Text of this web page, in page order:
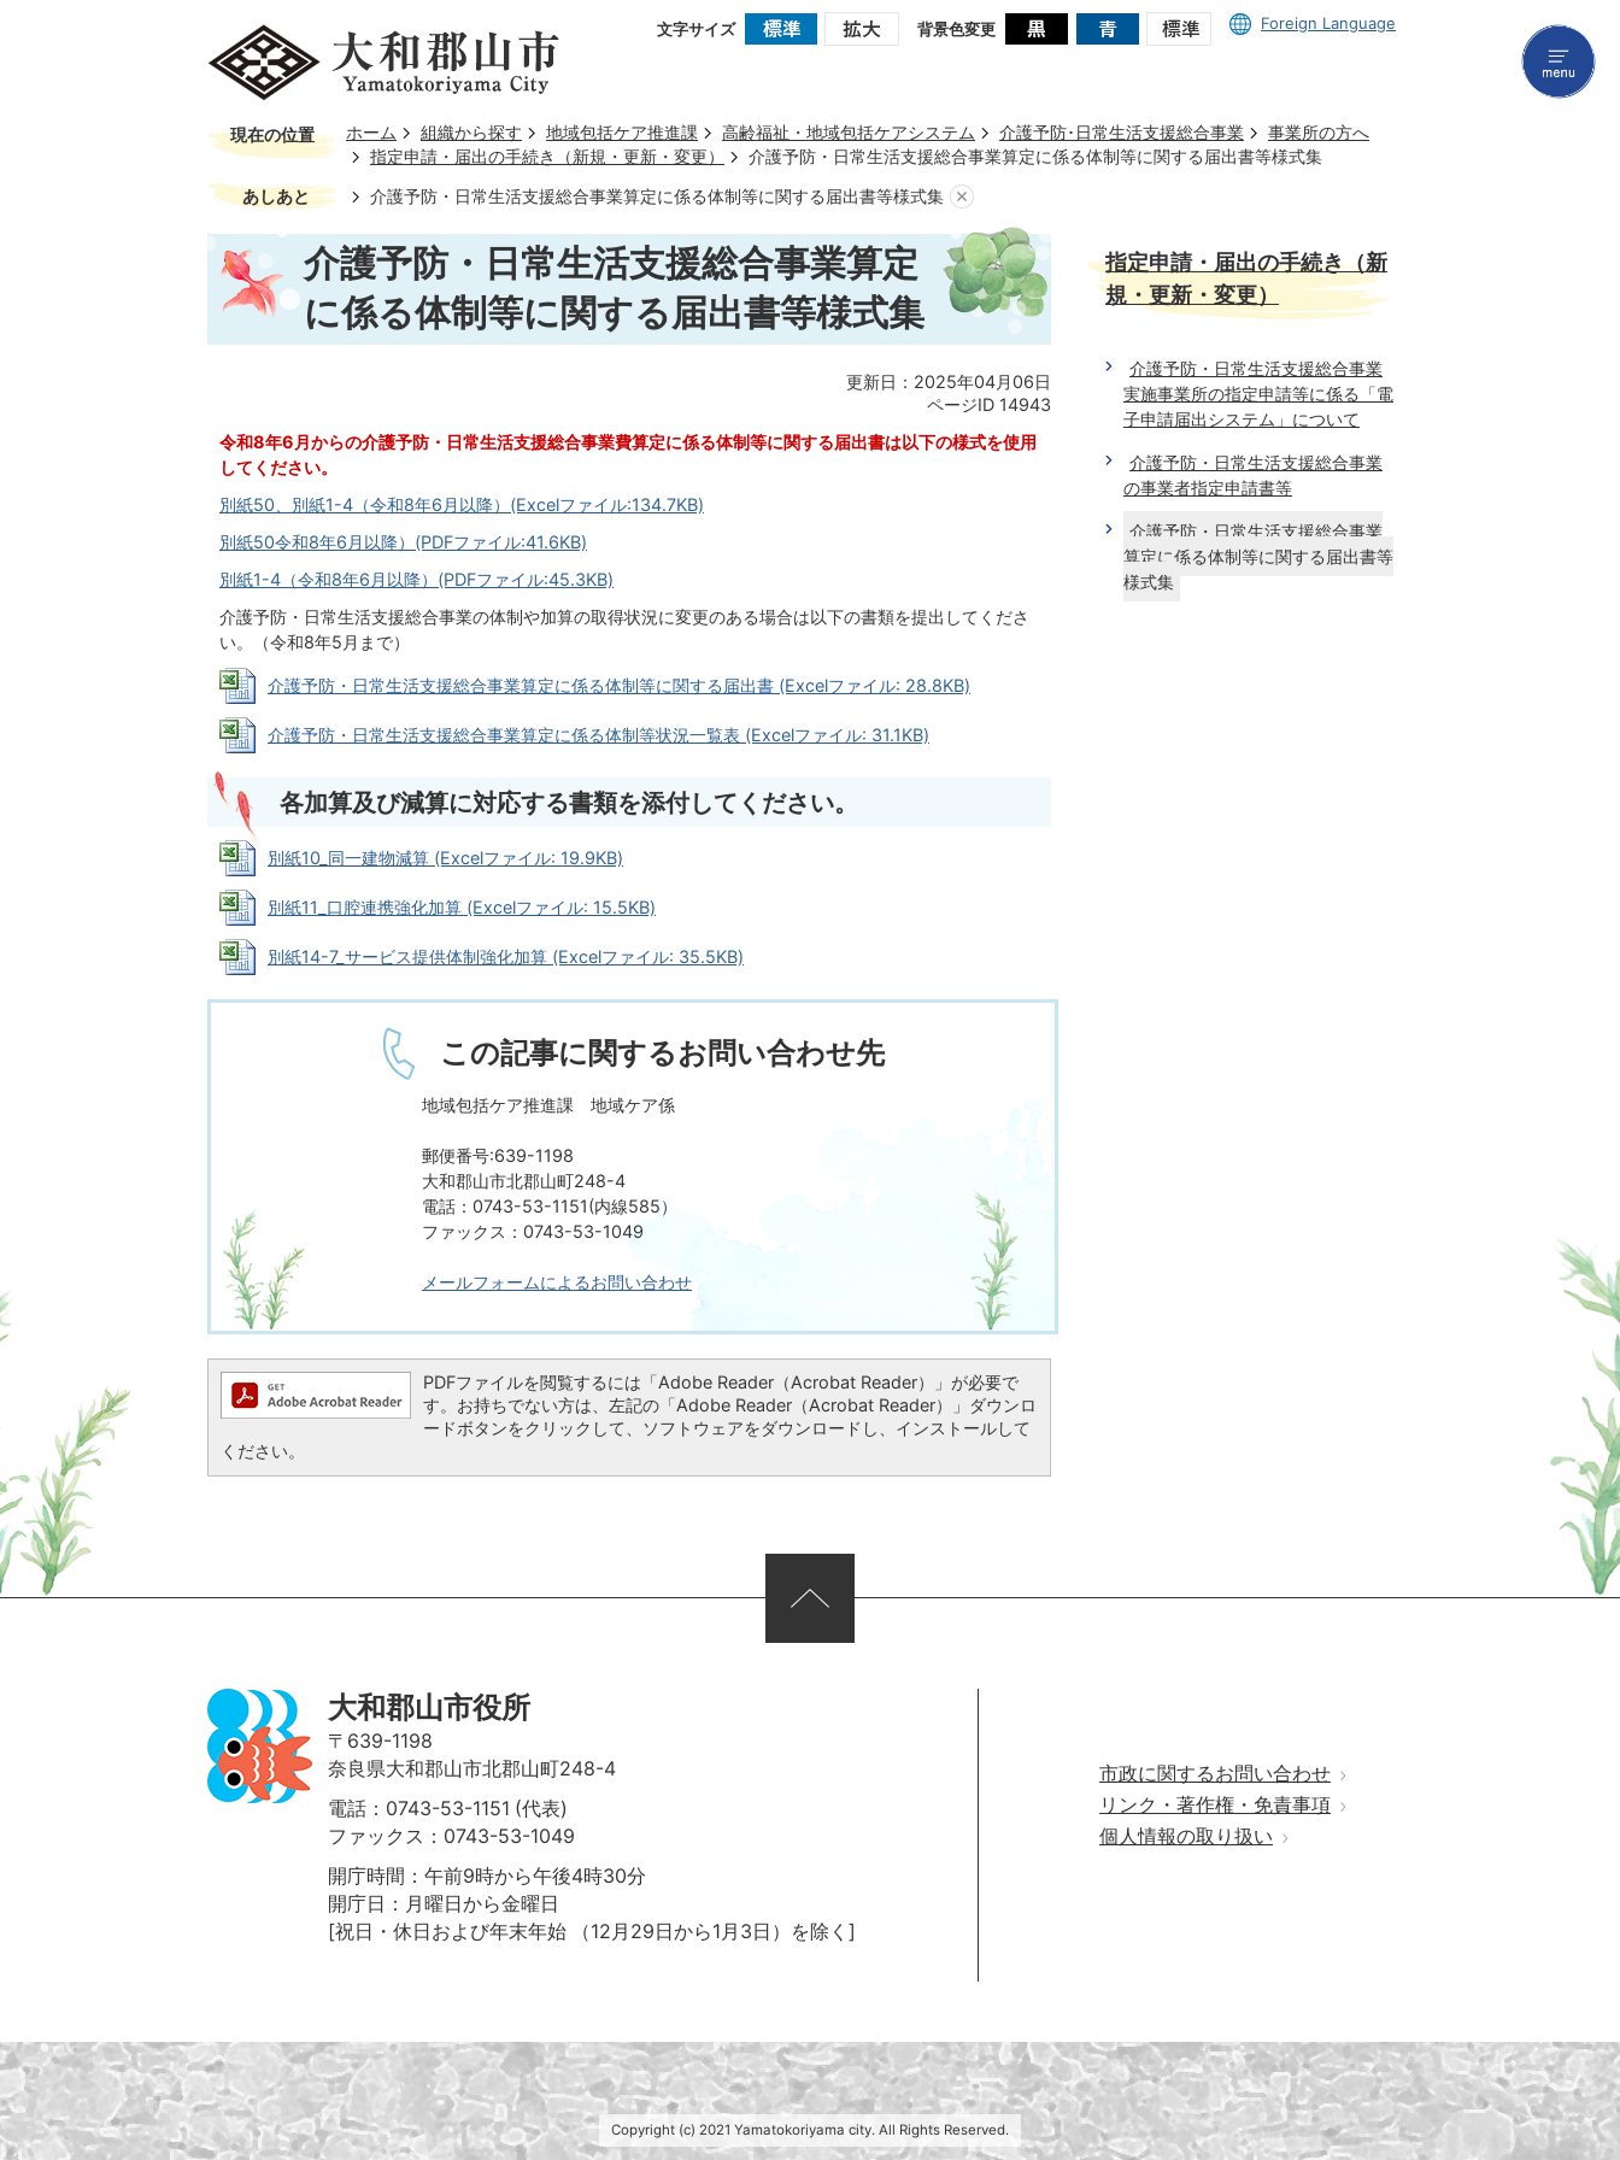
文字サイズ 背景色変更 Foreign Language
現在の位置 ホーム 組織から探す 地域包括ケア推進課 高齢福祉・地域包括ケアシステム 介護予防･日常生活支援総合事業
事業所の方へ
指定申請・届出の手続き（新規・更新・変更）
介護予防・日常生活支援総合事業算定に係る体制等に関する届出書等様式集
あしあと 介護予防・日常生活支援総合事業算定に係る体制等に関する届出書等様式集
介護予防・日常生活支援総合事業算定
に係る体制等に関する届出書等様式集
更新日：2025年04月06日
ページID 14943
令和8年6月からの介護予防・日常生活支援総合事業費算定に係る体制等に関する届出書は以下の様式を使用
してください。
別紙50、別紙1-4（令和8年6月以降）(Excelファイル:134.7KB)
別紙50令和8年6月以降）(PDFファイル:41.6KB)
別紙1-4（令和8年6月以降）(PDFファイル:45.3KB)
介護予防・日常生活支援総合事業の体制や加算の取得状況に変更のある場合は以下の書類を提出してくださ
い。（令和8年5月まで）
介護予防・日常生活支援総合事業算定に係る体制等に関する届出書 (Excelファイル: 28.8KB)
介護予防・日常生活支援総合事業算定に係る体制等状況一覧表 (Excelファイル: 31.1KB)
各加算及び減算に対応する書類を添付してください。
別紙10_同一建物減算 (Excelファイル: 19.9KB)
別紙11_口腔連携強化加算 (Excelファイル: 15.5KB)
別紙14-7_サービス提供体制強化加算 (Excelファイル: 35.5KB)
この記事に関するお問い合わせ先
地域包括ケア推進課 地域ケア係
郵便番号:639-1198
大和郡山市北郡山町248-4
電話：0743-53-1151(内線585）
ファックス：0743-53-1049
メールフォームによるお問い合わせ
PDFファイルを閲覧するには「Adobe Reader（Acrobat Reader）」が必要で
す。お持ちでない方は、左記の「Adobe Reader（Acrobat Reader）」ダウンロ
ードボタンをクリックして、ソフトウェアをダウンロードし、インストールして
ください。
指定申請・届出の手続き（新
規・更新・変更）
介護予防・日常生活支援総合事業
実施事業所の指定申請等に係る「電
子申請届出システム」について
介護予防・日常生活支援総合事業
の事業者指定申請書等
介護予防・日常生活支援総合事業
算定に係る体制等に関する届出書等
様式集
大和郡山市役所
〒639-1198
奈良県大和郡山市北郡山町248-4
電話：0743-53-1151 (代表)
ファックス：0743-53-1049
開庁時間：午前9時から午後4時30分
開庁日：月曜日から金曜日
[祝日・休日および年末年始
（12月29日から1月3日）を除く]
市政に関するお問い合わせ
リンク・著作権・免責事項
個人情報の取り扱い
Copyright (c) 2021 Yamatokoriyama city. All Rights Reserved.